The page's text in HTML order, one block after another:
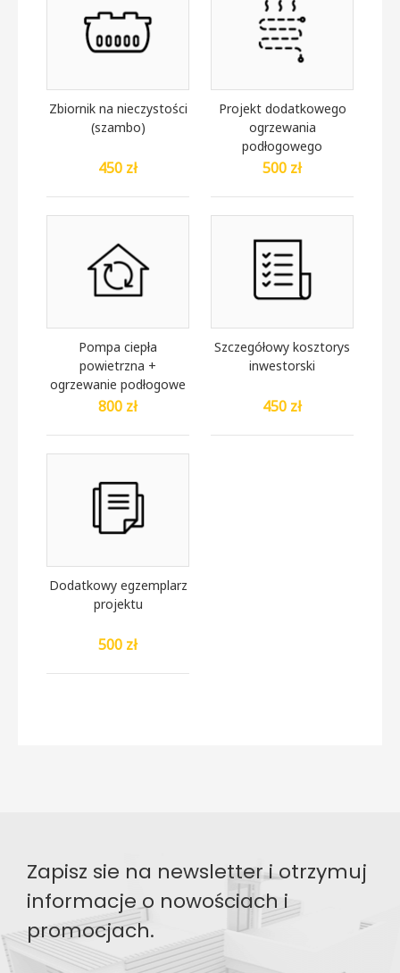
Zbiornik na nieczystości
(szambo)
450 zł
Projekt dodatkowego
ogrzewania
podłogowego
500 zł
Pompa ciepła
powietrzna +
ogrzewanie podłogowe
800 zł
Szczegółowy kosztorys
inwestorski
450 zł
Dodatkowy egzemplarz
projektu
500 zł
Zapisz sie na newsletter i otrzymuj
informacje o nowościach i
promocjach.